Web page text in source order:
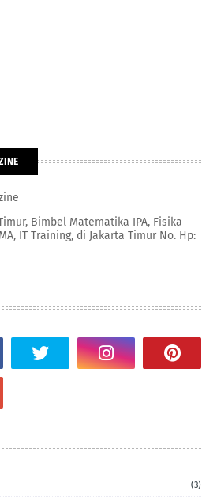
Bimbel Matematika IPA, Fisika
IT Training, di Jakarta Timur No. Hp:
(3)